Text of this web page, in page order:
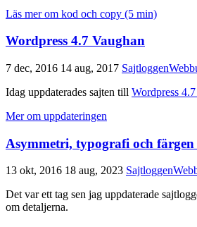
Läs mer om kod och copy (5 min)
Wordpress 4.7 Vaughan
7 dec, 2016 14 aug, 2017 Sajtloggen
Idag uppdaterades sajten till Wordpress
Mer om uppdateringen
Asymmetri, typografi och
13 okt, 2016 18 aug, 2023 Sajtloggen
Det var ett tag sen jag uppdaterade
om detaljerna.